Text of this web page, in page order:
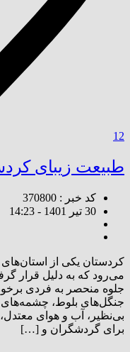
12
طبیعت زیبای
کد خبر : 370800
30 تیر 1401 - 14:23
کردستان یکی از
می‌رود که به دلیل قرار
جلوه منحصر به فردی
جنگل‌های بلوط، چشمه‌های
بی‌نظیر، آب و هوای
برای گردشگران و […]